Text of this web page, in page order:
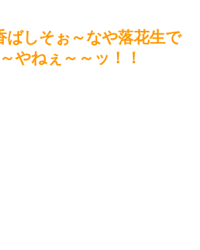
ばしそぉ～なや落花生で
やねぇ～～ッ！！